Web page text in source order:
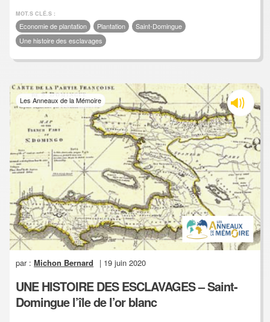
MOT.S CLÉ.S :
Economie de plantation Plantation
Saint-Domingue
Une histoire des esclavages
Les Anneaux de la Mémoire
par :Michon Bernard | 19 juin 2020
UNE HISTOIRE DES ESCLAVAGES – Saint-
Domingue l’île de l’or blanc